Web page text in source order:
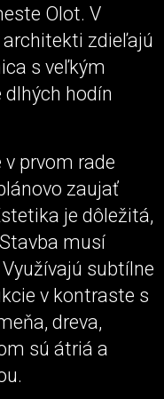
Olot. V
zdieľajú
s veľkým
hodín
prvom rade
zaujať
je dôležitá,
musí
subtílne
v kontraste s
dreva,
sú átriá a